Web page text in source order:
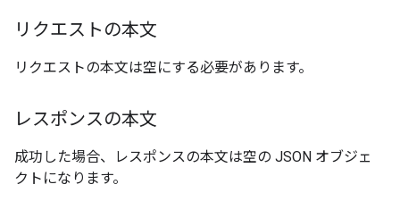
リクエストの本文
リクエストの本文は空にする必要があります。
レスポンスの本文
成功した場合、レスポンスの本文は空の JSON オブジェ
クトになります。